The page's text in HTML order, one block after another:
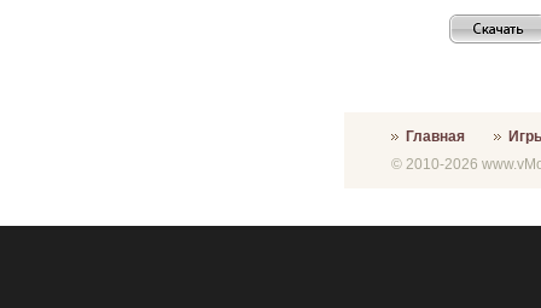
Главная
© 2010-2026